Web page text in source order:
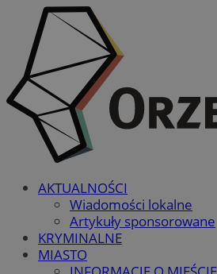
AKTUALNOŚCI
Wiadomości lokalne
Artykuły sponsorowane
KRYMINALNE
MIASTO